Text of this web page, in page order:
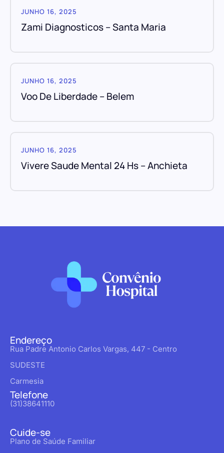
JUNHO 16, 2025
Zami Diagnosticos – Santa Maria
JUNHO 16, 2025
Voo De Liberdade – Belem
JUNHO 16, 2025
Vivere Saude Mental 24 Hs – Anchieta
Endereço
Rua Padre Antonio Carlos Vargas, 447 - Centro
SUDESTE
Carmesia
Telefone
(31)38641110
Cuide-se
Plano de Saúde Familiar